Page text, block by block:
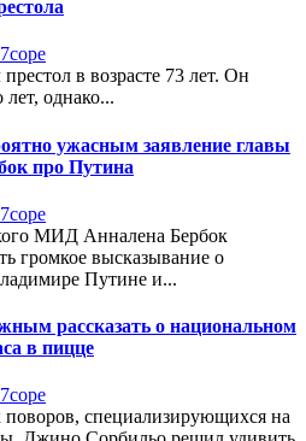
в возрасте 73 лет. Он
однако...
ужасным заявление главы
про Путина
МИД Анналена Бербок
громкое высказывание о
Путине и...
рассказать о национальном
в пицце
специализирующихся на